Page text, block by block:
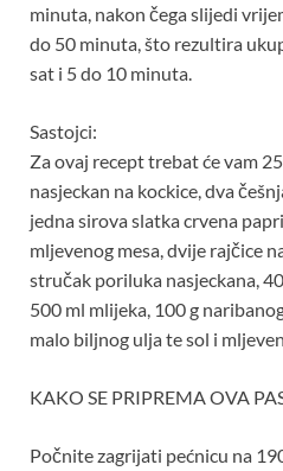
minuta, nakon čega slijedi
do 50 minuta, što rezultira
sat i 5 do 10 minuta.
Sastojci:
Za ovaj recept trebat će vam
nasjeckan na kockice, dva
jedna sirova slatka crvena
mljevenog mesa, dvije rajčice
stručak poriluka nasjeckana, 40
500 ml mlijeka, 100 g
malo biljnog ulja te sol i
KAKO SE PRIPREMA OVA
Počnite zagrijati pećnicu na